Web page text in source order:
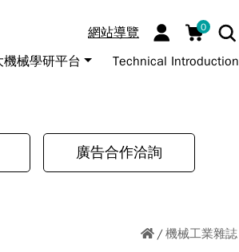
網站導覽 0
機械學研平台 Technical Introduction
廣告合作洽詢
機械工業雜誌